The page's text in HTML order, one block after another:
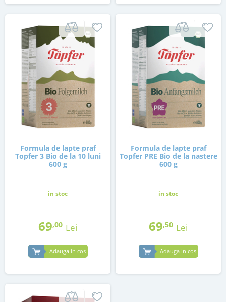
Formula de lapte praf
Topfer 3 Bio de la 10 luni
600 g
in stoc
69,00 Lei
Adauga in cos
Formula de lapte praf
Topfer PRE Bio de la nastere
600 g
in stoc
69,50 Lei
Adauga in cos